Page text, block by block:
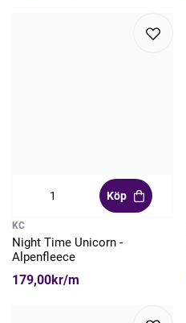
Köp
KC
Night Time Unicorn -
Alpenfleece
179,00kr/m